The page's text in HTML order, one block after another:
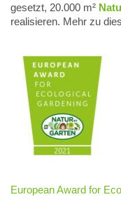
gesetzt, 20.000 m²
realisieren. Mehr zu
European Award for